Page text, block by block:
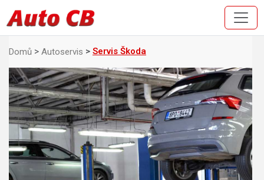
Domů Autoservis Servis Škoda